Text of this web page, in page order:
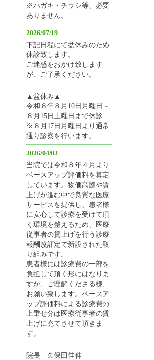
※ハガキ・チラシ等、必要
ありません。
2026/07/19
下記日程にて盆休みのため
休診致します。
ご迷惑をおかけ致します
が、ご了承ください。
▲盆休み▲
令和８年８月10日月曜日～
８月15日土曜日まで休診
※８月17日月曜日より通常
通り診察を行います。
2026/04/02
当院では令和８年４月より
ベースアップ評価料を算定
しています。物価高騰や賃
上げが進む中で良質な医療
サービスを提供し、患者様
に安心して診療を受けて頂
く環境を整えるため、医療
従事者の賃上げを行う診療
報酬改訂定で新設された取
り組みです。
患者様には診療費の一部を
負担して頂く形にはなりま
すが、ご理解くださる様、
お願い致します。ベースア
ップ評価料による診療費の
上乗せ分は医療従事者の賃
上げに充てさせて頂きま
す。
院長 久保田佳伸